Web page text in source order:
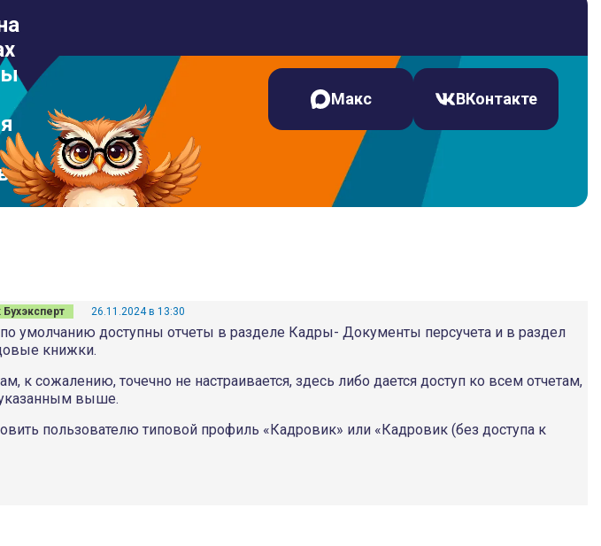
Макс ВКонтакте
26.11.2024 в 13:30
умолчанию доступны отчеты в разделе Кадры- Документы персучета и в раздел
книжки.
к сожалению, точечно не настраивается, здесь либо дается доступ ко всем отчетам,
выше.
пользователю типовой профиль «Кадровик» или «Кадровик (без доступа к